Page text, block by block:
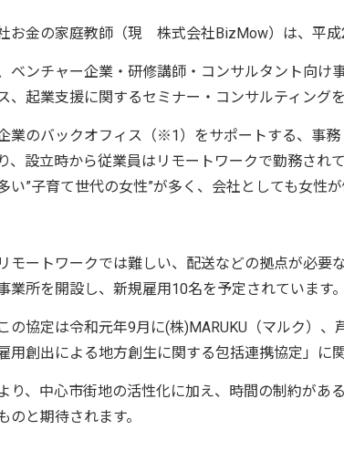
お金の家庭教師（現 株式会社BizMow）は、平成
ベンチャー企業・研修講師・コンサルタント向け
、起業支援に関するセミナー・コンサルティングを
業のバックオフィス（※1）をサポートする、事
、設立時から従業員はリモートワークで勤務され
い”子育て世代の女性”が多く、会社としても女性
モートワークでは難しい、配送などの拠点が必要
業所を開設し、新規雇用10名を予定されています。
の協定は令和元年9月に(株)MARUKU（マルク）
用創出による地方創生に関する包括連携協定」に
り、中心市街地の活性化に加え、時間の制約があ
のと期待されます。